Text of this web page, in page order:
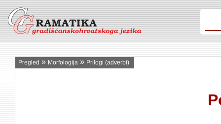
Pregled » Morfologija » Prilogi (adverbi)